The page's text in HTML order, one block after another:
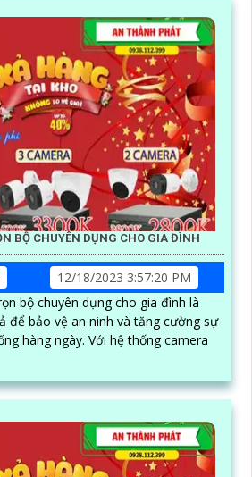
BỘ CHUYÊN DỤNG CHO GIA ĐÌNH
12/18/2023 3:57:20 PM
bộ chuyên dụng cho gia đình là
để bảo vệ an ninh và tăng cường sự
Với hệ thống camera